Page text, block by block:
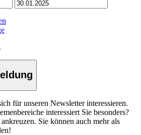
für unseren Newsletter interessieren.
interessiert Sie besonders?
Sie können auch mehr als